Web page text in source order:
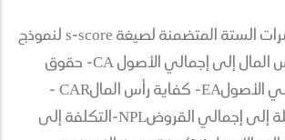
و استخدام المؤشرات الستة المتضمنة لصيغة s-score لنموذج
Bankometer ( رأس المال إلى إجمالي الأصول CA- حقوق
الملكية إلى إجمالي الأصولEA- كفاية رأس المالCAR -
القروض غير العاملة إلى إجمالي القروضNPL-التكلفة إلى